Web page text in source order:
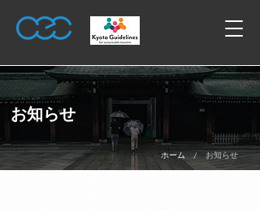
お知らせ
ホーム / お知らせ